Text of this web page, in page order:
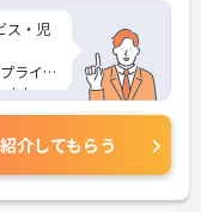
ス・児
ライベ
また、
が整っ
、さら
ださ
紹介してもらう